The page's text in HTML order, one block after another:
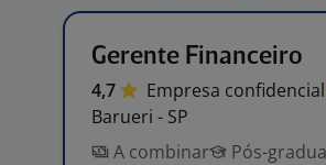
Gerente Financeiro
4,7 Empresa confidencial
Barueri - SP
A combinar
Pós-